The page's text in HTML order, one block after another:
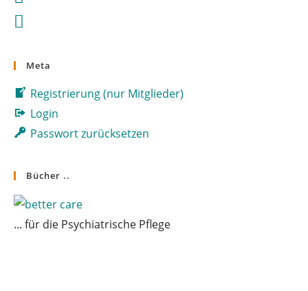
tab
new
tab
Meta
Registrierung (nur Mitglieder)
Login
Passwort zurücksetzen
Bücher ..
... für die Psychiatrische Pflege